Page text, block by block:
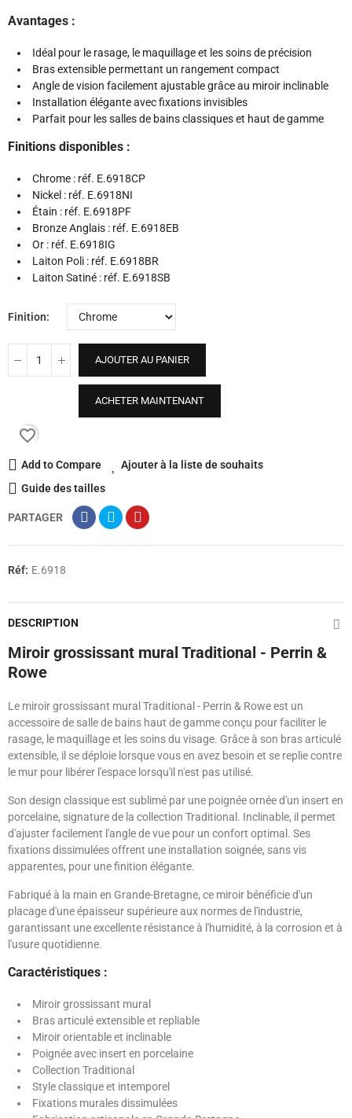
Avantages :
Idéal pour le rasage, le maquillage et les soins de précision
Bras extensible permettant un rangement compact
Angle de vision facilement ajustable grâce au miroir inclinable
Installation élégante avec fixations invisibles
Parfait pour les salles de bains classiques et haut de gamme
Finitions disponibles :
Chrome : réf. E.6918CP
Nickel : réf. E.6918NI
Étain : réf. E.6918PF
Bronze Anglais : réf. E.6918EB
Or : réf. E.6918IG
Laiton Poli : réf. E.6918BR
Laiton Satiné : réf. E.6918SB
Finition
AJOUTER AU PANIER
ACHETER MAINTENANT
favorite_border
Add to Compare
Ajouter à la liste de souhaits
Guide des tailles
PARTAGER
Réf: E.6918
DESCRIPTION
Miroir grossissant mural Traditional - Perrin &
Rowe
Le miroir grossissant mural Traditional - Perrin & Rowe est un
accessoire de salle de bains haut de gamme conçu pour faciliter le
rasage, le maquillage et les soins du visage. Grâce à son bras articulé
extensible, il se déploie lorsque vous en avez besoin et se replie contre
le mur pour libérer l'espace lorsqu'il n'est pas utilisé.
Son design classique est sublimé par une poignée ornée d'un insert en
porcelaine, signature de la collection Traditional. Inclinable, il permet
d'ajuster facilement l'angle de vue pour un confort optimal. Ses
fixations dissimulées offrent une installation soignée, sans vis
apparentes, pour une finition élégante.
Fabriqué à la main en Grande-Bretagne, ce miroir bénéficie d'un
placage d'une épaisseur supérieure aux normes de l'industrie,
garantissant une excellente résistance à l'humidité, à la corrosion et à
l'usure quotidienne.
Caractéristiques :
Miroir grossissant mural
Bras articulé extensible et repliable
Miroir orientable et inclinable
Poignée avec insert en porcelaine
Collection Traditional
Style classique et intemporel
Fixations murales dissimulées